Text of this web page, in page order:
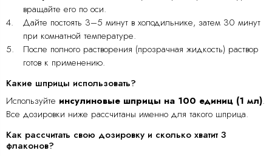
вращайте его по оси.
Дайте постоять 3–5 минут в холодильнике, затем 30 минут
при комнатной температуре.
После полного растворения (прозрачная жидкость) раствор
готов к применению.
Какие шприцы использовать?
Используйте инсулиновые шприцы на 100 единиц (1 мл).
Все дозировки ниже рассчитаны именно для такого шприца.
Как рассчитать свою дозировку и сколько хватит 3
флаконов?